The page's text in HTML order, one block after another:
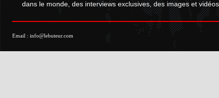
dans le monde, des interviews exclusives, des images et
Email : info@lebuteur.com